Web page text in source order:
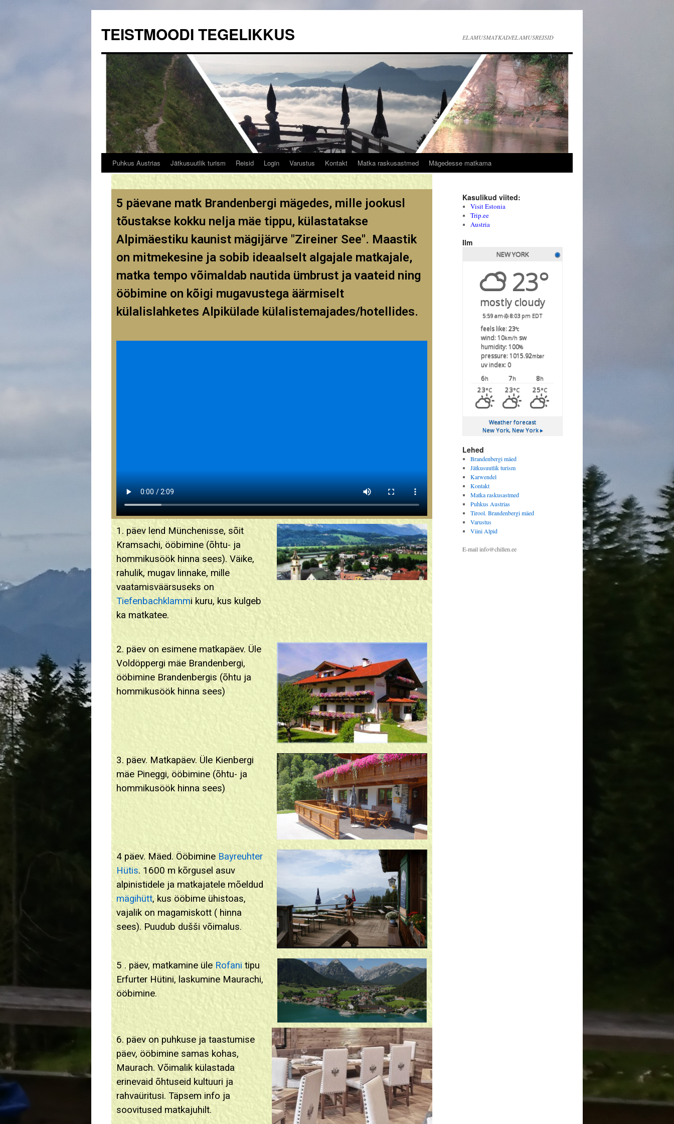
TEISTMOODI TEGELIKKUS ELAMUSMATKAD/ELAMUSREISID
Puhkus Austrias Jätkusuutlik turism Reisid Login Varustus Kontakt Matka raskusastmed Mägedesse matkama
5 päevane matk Brandenbergi mägedes, mille jookusl
tõustakse kokku nelja mäe tippu, külastatakse
Alpimäestiku kaunist mägijärve "Zireiner See". Maastik
on mitmekesine ja sobib ideaalselt algajale matkajale,
matka tempo võimaldab nautida ümbrust ja vaateid ning
ööbimine on kõigi mugavustega äärmiselt
külalislahketes Alpikülade külalistemajades/hotellides.
1. päev lend Münchenisse, sõit
Kramsachi, ööbimine (õhtu- ja
hommikusöök hinna sees). Väike,
rahulik, mugav linnake, mille
vaatamisväärsuseks on
Tiefenbachklammi kuru, kus kulgeb
ka matkatee.
2. päev on esimene matkapäev. Üle
Voldöppergi mäe Brandenbergi,
ööbimine Brandenbergis (õhtu ja
hommikusöök hinna sees)
3. päev. Matkapäev. Üle Kienbergi
mäe Pineggi, ööbimine (õhtu- ja
hommikusöök hinna sees)
4 päev. Mäed. Ööbimine Bayreuhter
Hütis. 1600 m kõrgusel asuv
alpinistidele ja matkajatele mõeldud
mägihütt, kus ööbime ühistoas,
vajalik on magamiskott ( hinna
sees). Puudub dušši võimalus.
5 . päev, matkamine üle Rofani tipu
Erfurter Hütini, laskumine Maurachi,
ööbimine.
6. päev on puhkuse ja taastumise
päev, ööbimine samas kohas,
Maurach. Võimalik külastada
erinevaid õhtuseid kultuuri ja
rahvaüritusi. Täpsem info ja
soovitused matkajuhilt.
Kasulikud viited:
Visit Estonia
Trip.ee
Austria
Ilm
NEW YORK ◉
23°
mostly cloudy
5:59 am 8:03 pm EDT
feels like: 23°c
wind: 10km/h sw
humidity: 100%
pressure: 1015.92mbar
uv index: 0
6h 7h 8h
23°C 23°C 25°C
Weather forecast
New York, New York ▸
Lehed
Brandenbergi mäed
Jätkusuutlik turism
Karwendel
Kontakt
Matka raskusastmed
Puhkus Austrias
Tirool. Brandenbergi mäed
Varustus
Viini Alpid
E-mail info@chillen.ee